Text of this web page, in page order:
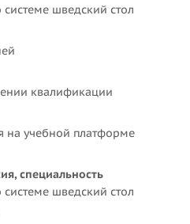
шведский стол
квалификации
на учебной платформе
специальность
шведский стол